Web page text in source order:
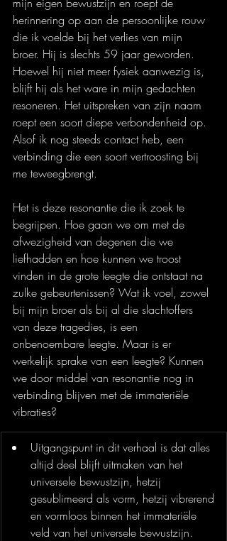
herinnering op aan de persoonlijke rouw
die ik voelde bij het verlies van mijn
broer. Hij is slechts 59 jaar geworden.
Hoewel hij niet meer fysiek aanwezig is,
blijft hij als het ware in mijn gedachten
resoneren. Het uitspreken van zijn naam
roept een soort diepe verbondenheid op.
Alsof ik nog steeds contact heb, een
verbinding die een soort vertroosting bij
me teweegbrengt.
Het is deze resonantie die ik zoek te
begrijpen. Hoe gaan we om met de
afwezigheid van degenen die we
liefhadden en hoe kunnen we troost
vinden in de grote leegte die ontstaat na
zulke gebeurtenissen? Wat ik voel, zowel
bij mijn broer als bij al die slachtoffers
van deze tragedies, is een
onbenoembare leegte. Maar is er
werkelijk sprake van een leegte? Kunnen
we door middel van resonantie nog in
verbinding blijven met de immateriële
vibraties?
Uitgangspunt in dit verhaal is dat alles
altijd deel blijft uitmaken van het
universele bewustzijn, hetzij
gesublimeerd als vorm, hetzij vibrerend
en vormloos binnen het immateriële
veld van het universele bewustzijn.